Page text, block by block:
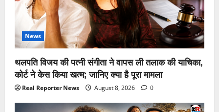
News
थलपति विजय की पत्नी संगीता ने वापस ली तलाक की याचिका,
कोर्ट ने केस किया खत्म; जानिए क्या है पूरा मामला
Real Reporter News August 8, 2026 0